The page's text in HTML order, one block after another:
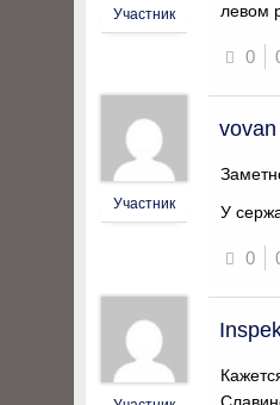
Участник
левом
0
Участник
vovan
У
0